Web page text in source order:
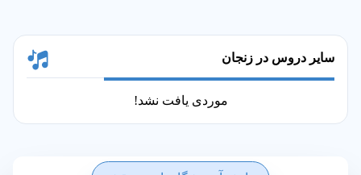
سایر دروس در زنجان
موردی یافت نشد!